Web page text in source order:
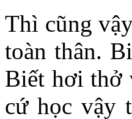
Thì cũng
toàn thân.
Biết hơi thở
cứ học vậy